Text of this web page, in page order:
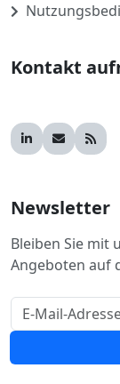
Kontakt
Newsletter
Bleiben Sie mit
Angeboten auf